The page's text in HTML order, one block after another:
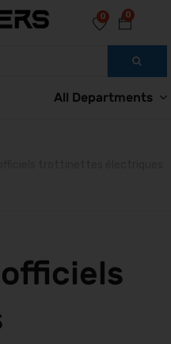
0
0
All Departments